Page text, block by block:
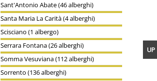
UP
Sant'Antonio Abate (46 alberghi)
Santa Maria La Carità (4 alberghi)
Scisciano (1 albergo)
Serrara Fontana (26 alberghi)
Somma Vesuviana (112 alberghi)
Sorrento (136 alberghi)